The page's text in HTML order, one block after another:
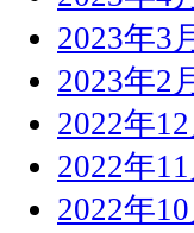
2023年3月
2023年2月
2022年12
2022年11
2022年10